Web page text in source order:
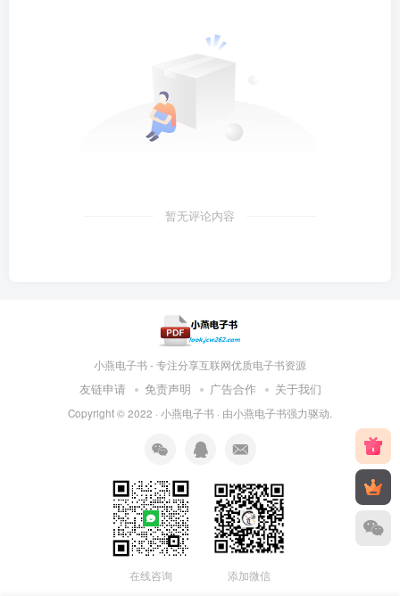
暂无评论内容
小燕电子书 - 专注分享互联网优质电子书资源
友链申请 免责声明 广告合作 关于我们
Copyright © 2022 · 小燕电子书 · 由小燕电子书强力驱动.
在线咨询 添加微信